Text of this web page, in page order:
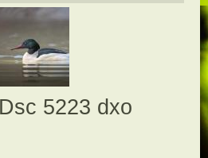
5223 dxo